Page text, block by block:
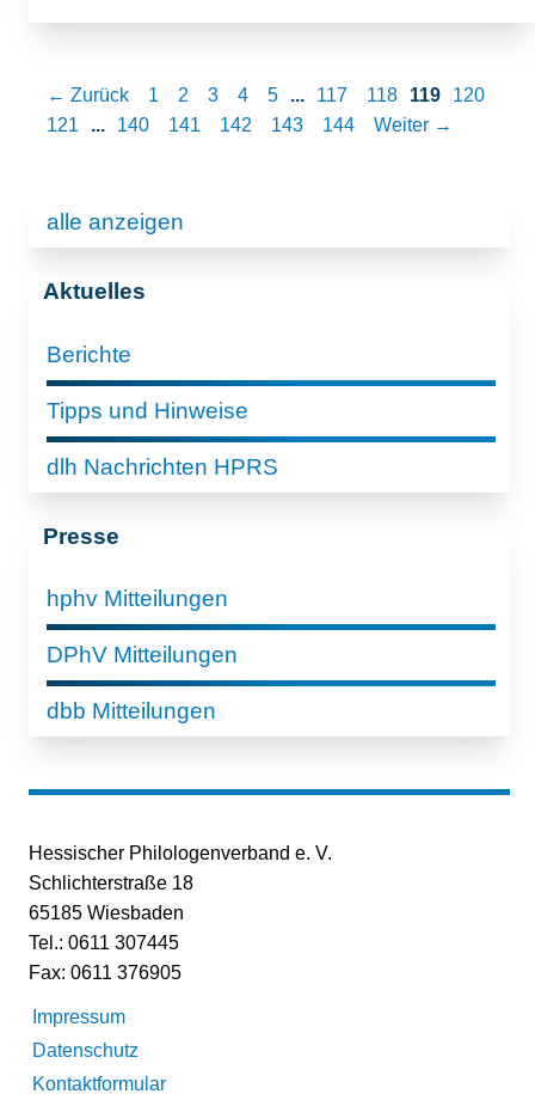
← Zurück 1 2 3 4 5 ... 117 118 119
120
121
... 140 141 142 143 144 Weiter →
alle anzeigen
Aktuelles
Berichte
Tipps und Hinweise
dlh Nachrichten HPRS
Presse
hphv Mitteilungen
DPhV Mitteilungen
dbb Mitteilungen
Hessischer Philologenverband e. V.
Schlichterstraße 18
65185 Wiesbaden
Tel.: 0611 307445
Fax: 0611 376905
Impressum
Datenschutz
Kontaktformular